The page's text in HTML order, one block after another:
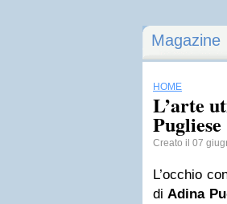
Magazine
HOME
L’arte
Pugliese
Creato il 07
L’occhio
diAdina